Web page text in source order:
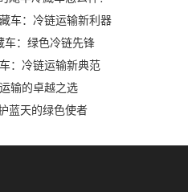
车：冷链运输新利器
车：绿色冷链先锋
：冷链运输新典范
输的卓越之选
蓝天的绿色使者